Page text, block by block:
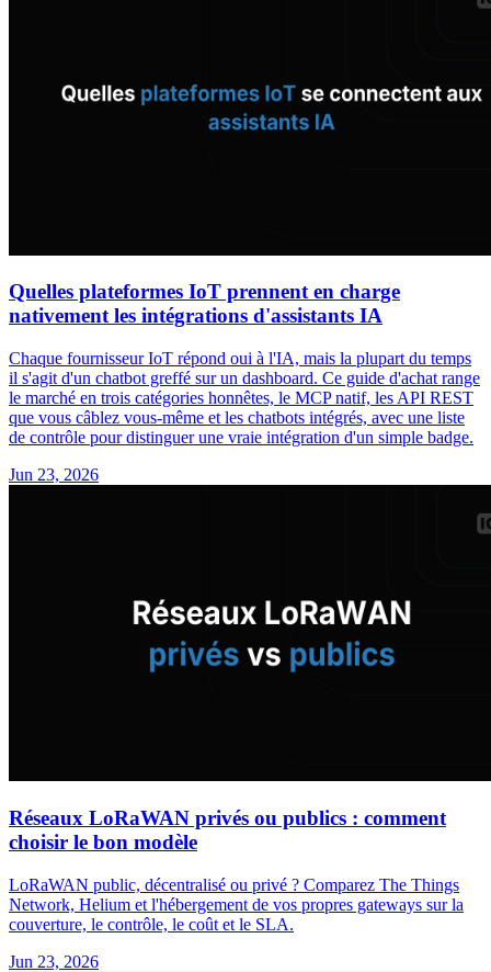
Quelles plateformes IoT prennent en charge
nativement les intégrations d'assistants IA
Chaque fournisseur IoT répond oui à l'IA, mais la plupart du temps
il s'agit d'un chatbot greffé sur un dashboard. Ce guide d'achat range
le marché en trois catégories honnêtes, le MCP natif, les API REST
que vous câblez vous-même et les chatbots intégrés, avec une liste
de contrôle pour distinguer une vraie intégration d'un simple badge.
Jun 23, 2026
Réseaux LoRaWAN privés ou publics : comment
choisir le bon modèle
LoRaWAN public, décentralisé ou privé ? Comparez The Things
Network, Helium et l'hébergement de vos propres gateways sur la
couverture, le contrôle, le coût et le SLA.
Jun 23, 2026